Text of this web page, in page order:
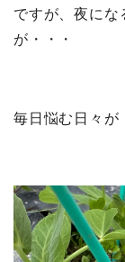
ですが、夜にな
が・・・
毎日悩む日々が